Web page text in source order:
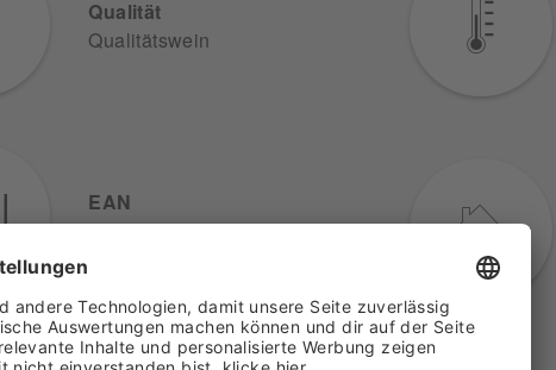
Qualität
Qualitätswein
EAN
4006187900023